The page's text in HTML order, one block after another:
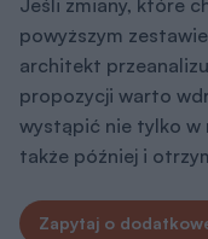
Jeśli zmiany, które
powyższym
architekt
propozycji warto
wystąpić nie tylko w
także później i
Zapytaj o